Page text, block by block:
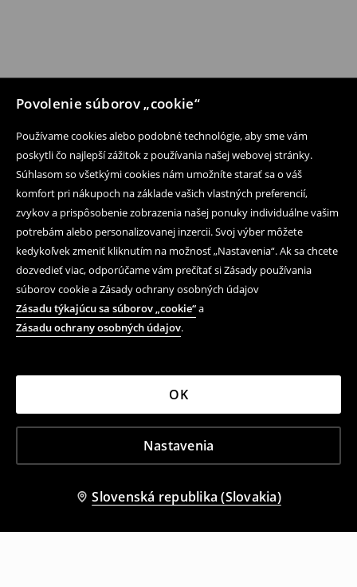
Povolenie súborov „cookie“
Používame cookies alebo podobné technológie, aby sme vám
poskytli čo najlepší zážitok z používania našej webovej stránky.
Súhlasom so všetkými cookies nám umožníte starať sa o váš
komfort pri nákupoch na základe vašich vlastných preferencií,
zvykov a prispôsobenie zobrazenia našej ponuky individuálne vašim
potrebám alebo personalizovanej inzercii. Svoj výber môžete
kedykoľvek zmeniť kliknutím na možnosť „Nastavenia“. Ak sa chcete
dozvedieť viac, odporúčame vám prečítať si Zásady používania
súborov cookie a Zásady ochrany osobných údajov
Zásadu týkajúcu sa súborov „cookie“a
Zásadu ochrany osobných údajov.
Nastavenia
OK
Slovenská republika (Slovakia)